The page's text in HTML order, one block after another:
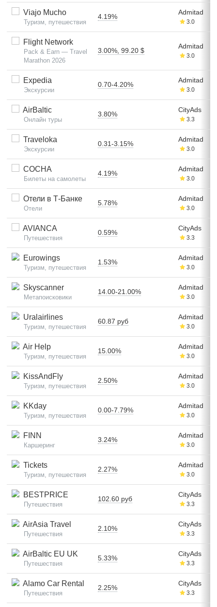
Viajo Mucho
Туризм, путешествия
4.19%
Admitad
3.0
Flight Network
Pack & Earn — Travel
Marathon 2026
3.00%, 99.20 $
Admitad
3.0
Expedia
Экскурсии
0.70-4.20%
Admitad
3.0
AirBaltic
Онлайн туры
3.80%
CityAds
3.3
Traveloka
Экскурсии
0.31-3.15%
Admitad
3.0
COCHA
Билеты на самолеты
4.19%
Admitad
3.0
Отели в Т-Банке
Отели
5.78%
Admitad
3.0
AVIANCA
Путешествия
0.59%
CityAds
3.3
Eurowings
Туризм, путешествия
1.53%
Admitad
3.0
Skyscanner
Метапоисковики
14.00-21.00%
Admitad
3.0
Uralairlines
Туризм, путешествия
60.87 руб
Admitad
3.0
Air Help
Туризм, путешествия
15.00%
Admitad
3.0
KissAndFly
Туризм, путешествия
2.50%
Admitad
3.0
KKday
Туризм, путешествия
0.00-7.79%
Admitad
3.0
FINN
Каршеринг
3.24%
Admitad
3.0
Tickets
Туризм, путешествия
2.27%
Admitad
3.0
BESTPRICE
Путешествия
102.60 руб
CityAds
3.3
AirAsia Travel
Путешествия
2.10%
CityAds
3.3
AirBaltic EU UK
Путешествия
5.33%
CityAds
3.3
Alamo Car Rental
Путешествия
2.25%
CityAds
3.3